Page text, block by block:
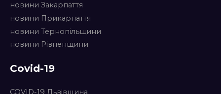
новини Закарпаття
новини Прикарпаття
новини Тернопільщини
новини Рівненщини
Covid-19
COVID-19 Львівщина